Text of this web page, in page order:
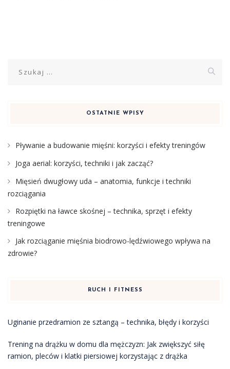
OSTATNIE WPISY
Pływanie a budowanie mięśni: korzyści i efekty treningów
Joga aerial: korzyści, techniki i jak zacząć?
Mięsień dwugłowy uda – anatomia, funkcje i techniki
rozciągania
Rozpiętki na ławce skośnej – technika, sprzęt i efekty
treningowe
Jak rozciąganie mięśnia biodrowo-lędźwiowego wpływa na
zdrowie?
RUCH I FITNESS
Uginanie przedramion ze sztangą – technika, błędy i korzyści
Trening na drążku w domu dla mężczyzn: Jak zwiększyć siłę
ramion, pleców i klatki piersiowej korzystając z drążka